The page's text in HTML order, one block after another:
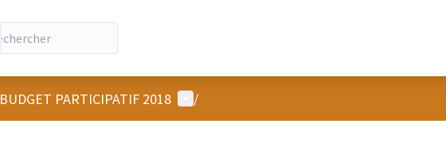
BUDGET PARTICIPATIF 2018 Menu utilisateur
/